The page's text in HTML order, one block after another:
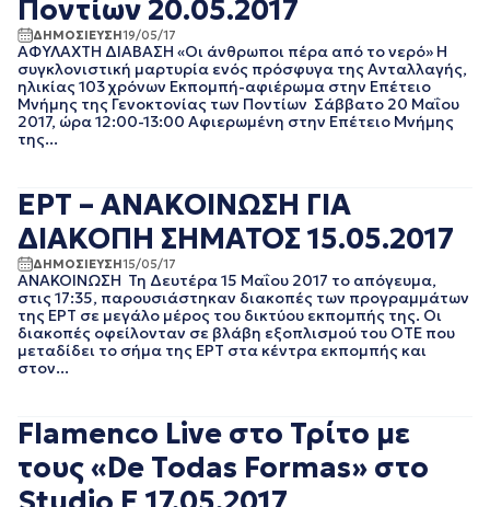
EΡΤNEWS
ΑΘΛΗΤΙΚΑ
ΓΕΝΙΚΗ
ΓΡΑΦΕΙΟ ΤΥΠΟΥ
ΕΡΤ
ΚΙΝΗΜΑΤΟΓΡΑΦΙΚΕΣ
ΤΑΙΝΙΕΣ
ΤΗΛΕΟΡΑΣΗ
ΜΑΙΟΣ 2025
ΜΑΡΤΙΟΣ 2025
ΦΕΒΡΟΥΑΡΙΟΣ 2025
ΙΑΝΟΥΑΡΙΟΣ 2025
ΔΕΚΕΜΒΡΙΟΣ 2024
ΣΕΠΤΕΜΒΡΙΟΣ 2024
ΑΥΓΟΥΣΤΟΣ 2024
ΙΟΥΛΙΟΣ 2024
ΙΟΥΝΙΟΣ 2024
ΜΑΙΟΣ 2024
ΑΠΡΙΛΙΟΣ 2024
ΜΑΡΤΙΟΣ 2024
ΦΕΒΡΟΥΑΡΙΟΣ 2024
ΝΟΕΜΒΡΙΟΣ 2023
ΟΚΤΩΒΡΙΟΣ 2023
ΣΕΠΤΕΜΒΡΙΟΣ 2023
ΑΥΓΟΥΣΤΟΣ 2023
Ποντίων 20.05.2017
ΔΗΜΟΣΙΕΥΣΗ19/05/17
ΑΦΥΛΑΧΤΗ ΔΙΑΒΑΣΗ «Οι άνθρωποι πέρα από το νερό» Η
συγκλονιστική μαρτυρία ενός πρόσφυγα της Ανταλλαγής,
ηλικίας 103 χρόνων Εκπομπή-αφιέρωμα στην Επέτειο
Μνήμης της Γενοκτονίας των Ποντίων Σάββατο 20 Μαΐου
2017, ώρα 12:00-13:00 Αφιερωμένη στην Επέτειο Μνήμης
της...
ΕΡΤ – ΑΝΑΚΟΙΝΩΣΗ ΓΙΑ
ΔΙΑΚΟΠΗ ΣΗΜΑΤΟΣ 15.05.2017
ΔΗΜΟΣΙΕΥΣΗ15/05/17
ΑΝΑΚΟΙΝΩΣΗ Τη Δευτέρα 15 Μαΐου 2017 το απόγευμα,
στις 17:35, παρουσιάστηκαν διακοπές των προγραμμάτων
της ΕΡΤ σε μεγάλο μέρος του δικτύου εκπομπής της. Οι
διακοπές οφείλονταν σε βλάβη εξοπλισμού του ΟΤΕ που
μεταδίδει το σήμα της ΕΡΤ στα κέντρα εκπομπής και
στον...
Flamenco Live στο Τρίτο με
τους «De Todas Formas» στο